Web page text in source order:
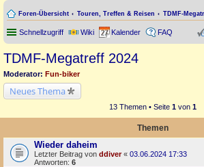
Foren-Übersicht Touren, Treffen & Reisen TDMF-
Schnellzugriff Wiki Kalender FAQ
TDMF-Megatreff 2024
Moderator: Fun-biker
Neues Thema
13 Themen • Seite 1 von 1
Themen
Wieder daheim
Letzter Beitrag von ddiver« 03.06.2024 17:33
Antworten: 6